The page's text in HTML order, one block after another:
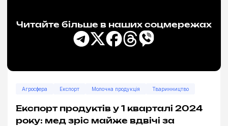
Читайте більше в наших соцмережах
Агросфера Експорт Молочна продукція Тваринництво
Експорт продуктів у 1 кварталі 2024
року: мед зріс майже вдвічі за